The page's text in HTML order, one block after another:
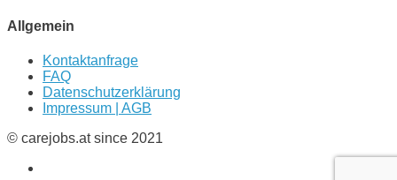
Allgemein
Kontaktanfrage
FAQ
Datenschutzerklärung
Impressum | AGB
© carejobs.at since 2021